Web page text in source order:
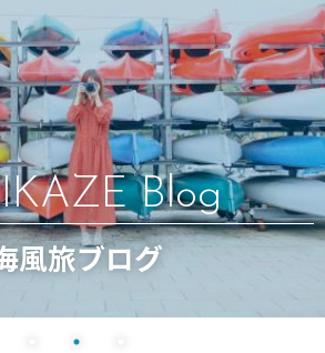
Blog
風旅ブログ